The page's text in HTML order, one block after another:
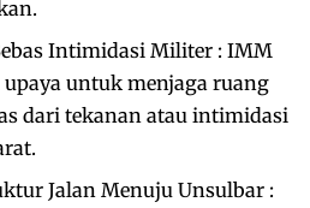
Intimidasi Militer : IMM
untuk menjaga ruang
dari tekanan atau intimidasi
Jalan Menuju Unsulbar :